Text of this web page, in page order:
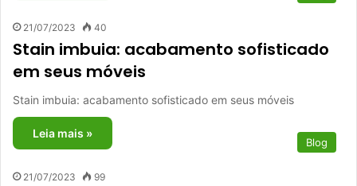
21/07/2023 40
Stain imbuia: acabamento sofisticado
em seus móveis
Stain imbuia: acabamento sofisticado em seus móveis
Leia mais »
Blog
21/07/2023 99